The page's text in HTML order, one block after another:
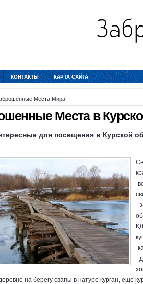
КОНТАКТЫ КАРТА САЙТА
Места Мира
Места в
для посещения в Курской
-
-
-
-
на берегу свапы в натуре курган, еще